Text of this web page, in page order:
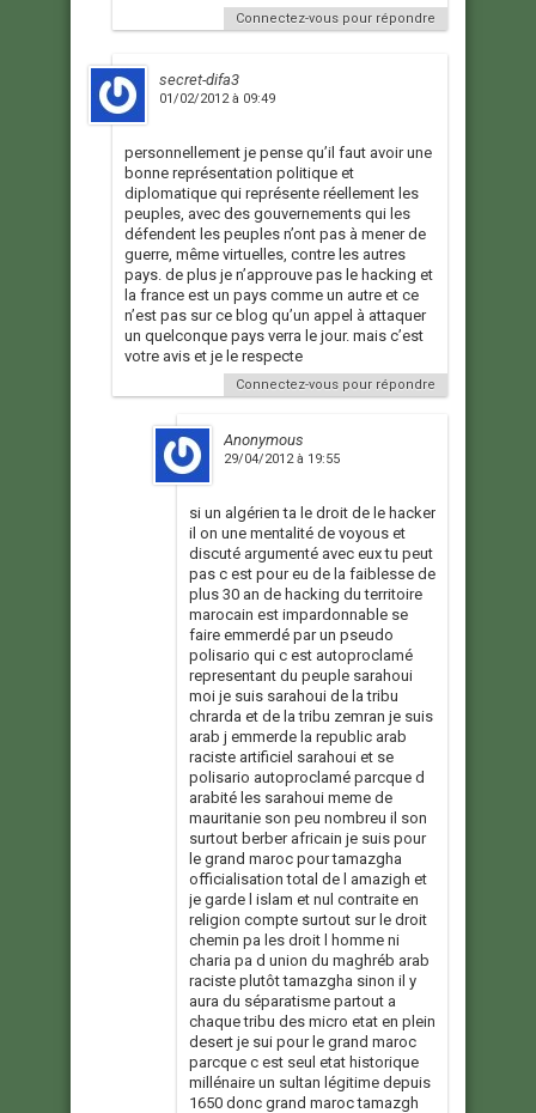
Connectez-vous pour répondre
secret-difa3
01/02/2012 à 09:49
personnellement je pense qu’il faut avoir une
bonne représentation politique et
diplomatique qui représente réellement les
peuples, avec des gouvernements qui les
défendent les peuples n’ont pas à mener de
guerre, même virtuelles, contre les autres
pays. de plus je n’approuve pas le hacking et
la france est un pays comme un autre et ce
n’est pas sur ce blog qu’un appel à attaquer
un quelconque pays verra le jour. mais c’est
votre avis et je le respecte
Connectez-vous pour répondre
Anonymous
29/04/2012 à 19:55
si un algérien ta le droit de le hacker
il on une mentalité de voyous et
discuté argumenté avec eux tu peut
pas c est pour eu de la faiblesse de
plus 30 an de hacking du territoire
marocain est impardonnable se
faire emmerdé par un pseudo
polisario qui c est autoproclamé
representant du peuple sarahoui
moi je suis sarahoui de la tribu
chrarda et de la tribu zemran je suis
arab j emmerde la republic arab
raciste artificiel sarahoui et se
polisario autoproclamé parcque d
arabité les sarahoui meme de
mauritanie son peu nombreu il son
surtout berber africain je suis pour
le grand maroc pour tamazgha
officialisation total de l amazigh et
je garde l islam et nul contraite en
religion compte surtout sur le droit
chemin pa les droit l homme ni
charia pa d union du maghréb arab
raciste plutôt tamazgha sinon il y
aura du séparatisme partout a
chaque tribu des micro etat en plein
desert je sui pour le grand maroc
parcque c est seul etat historique
millénaire un sultan légitime depuis
1650 donc grand maroc tamazgh